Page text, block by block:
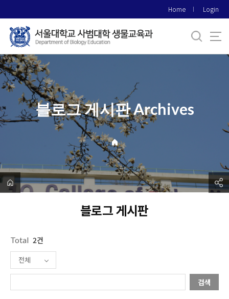
로
메
뉴
Home Login
블로그 게시판 Archives
블로그 게시판
Total 2건
전체
검색